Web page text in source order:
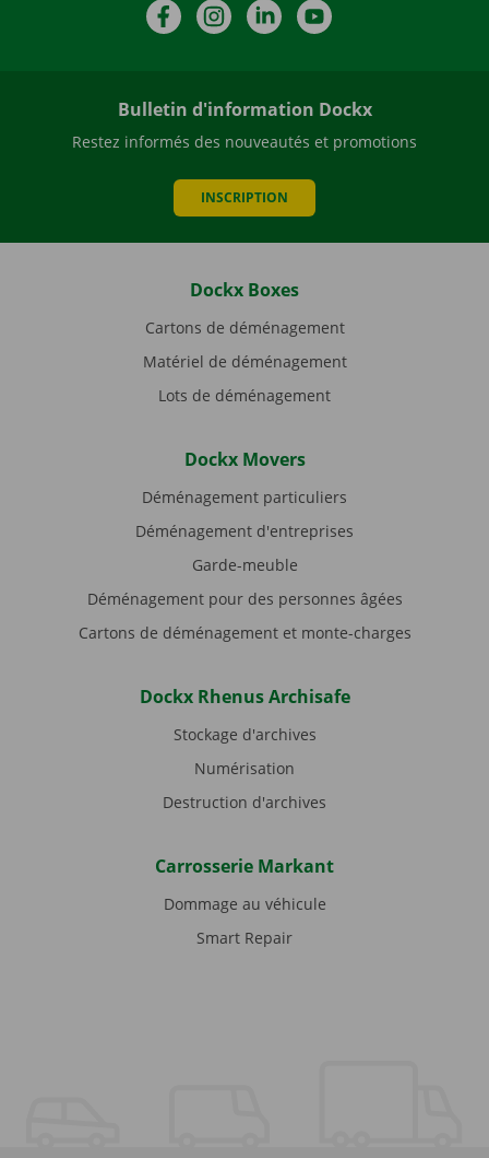
FacebookInstagramLinkedIn
Bulletin d'information Dockx
Restez informés des nouveautés et promotions
INSCRIPTION
Dockx Boxes
Cartons de déménagement
Matériel de déménagement
Lots de déménagement
Dockx Movers
Déménagement particuliers
Déménagement d'entreprises
Garde-meuble
Déménagement pour des personnes âgées
Cartons de déménagement et monte-charges
Dockx Rhenus Archisafe
Stockage d'archives
Numérisation
Destruction d'archives
Carrosserie Markant
Dommage au véhicule
Smart Repair